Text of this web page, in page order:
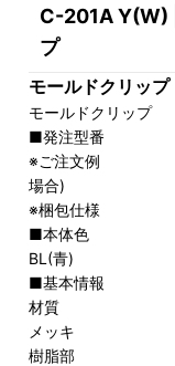
C-201A Y(W)
プ
モールドクリップ
モールドクリップ
■発注型番 C-
※ご注文例 C-
場合)
※梱包仕様 単
■本体色 R(赤)
BL(青)
■基本情報
材質
メッキ ス
樹脂部 6ナイ